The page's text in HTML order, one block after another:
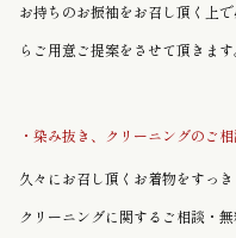
お持ちのお振袖をお召し頂く上
らご用意ご提案をさせて頂きます
・染み抜き、クリーニングのご
久々にお召し頂くお着物をすっ
クリーニングに関するご相談・